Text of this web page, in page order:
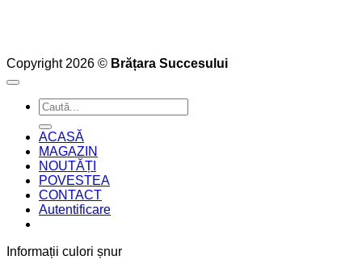
Copyright 2026 © Brățara Succesului
Caută
după:
ACASĂ
MAGAZIN
NOUTĂȚI
POVESTEA
CONTACT
Autentificare
Informații culori șnur